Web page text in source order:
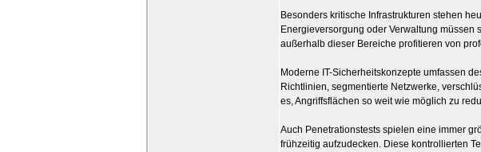
Besonders kritische Infrastrukturen stehen
Energieversorgung oder Verwaltung
außerhalb dieser Bereiche profitieren von
Moderne IT-Sicherheitskonzepte umfassen
Richtlinien, segmentierte Netzwerke,
es, Angriffsflächen so weit wie möglich zu
Auch Penetrationstests spielen eine immer
frühzeitig aufzudecken. Diese kontrollierten